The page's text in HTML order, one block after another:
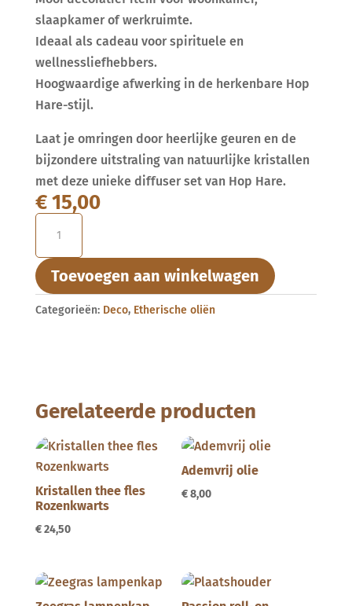
slaapkamer of werkruimte.
Ideaal als cadeau voor spirituele en
wellnessliefhebbers.
Hoogwaardige afwerking in de herkenbare Hop
Hare-stijl.
Laat je omringen door heerlijke geuren en de
bijzondere uitstraling van natuurlijke kristallen
met deze unieke diffuser set van Hop Hare.
€15,00
Hare
kristallen
Diffuser
De
Toevoegen aan winkelwagen
Categorieën: Deco, Etherische oliën
Gerelateerde producten
Kristallen thee fles
Rozenkwarts
€24,50
Ademvrij olie
€8,00